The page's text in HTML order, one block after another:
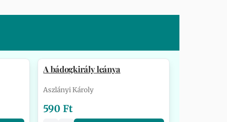
A bádogkirály leánya
Aszlányi Károly
590 Ft